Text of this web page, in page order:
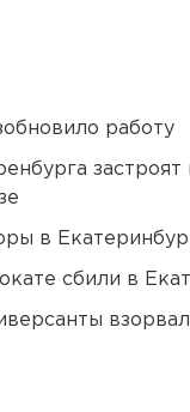
работу
в
сбили в